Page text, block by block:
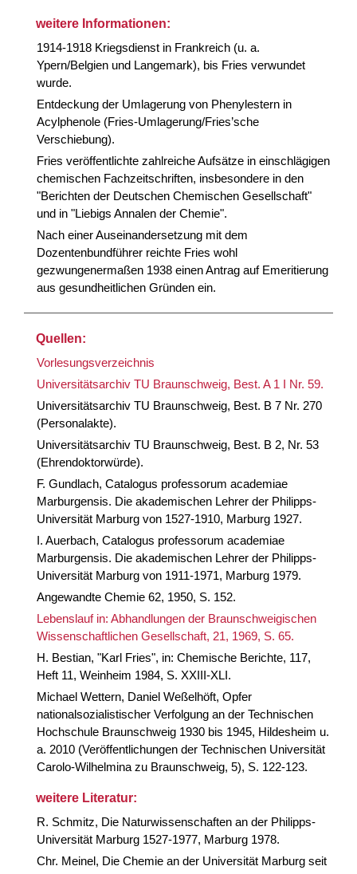
weitere Informationen:
1914-1918 Kriegsdienst in Frankreich (u. a.
Ypern/Belgien und Langemark), bis Fries verwundet
wurde.
Entdeckung der Umlagerung von Phenylestern in
Acylphenole (Fries-Umlagerung/Fries’sche
Verschiebung).
Fries veröffentlichte zahlreiche Aufsätze in einschlägigen
chemischen Fachzeitschriften, insbesondere in den
"Berichten der Deutschen Chemischen Gesellschaft"
und in "Liebigs Annalen der Chemie".
Nach einer Auseinandersetzung mit dem
Dozentenbundführer reichte Fries wohl
gezwungenermaßen 1938 einen Antrag auf Emeritierung
aus gesundheitlichen Gründen ein.
Quellen:
Vorlesungsverzeichnis
Universitätsarchiv TU Braunschweig, Best. A 1 I Nr. 59.
Universitätsarchiv TU Braunschweig, Best. B 7 Nr. 270
(Personalakte).
Universitätsarchiv TU Braunschweig, Best. B 2, Nr. 53
(Ehrendoktorwürde).
F. Gundlach, Catalogus professorum academiae
Marburgensis. Die akademischen Lehrer der Philipps-
Universität Marburg von 1527-1910, Marburg 1927.
I. Auerbach, Catalogus professorum academiae
Marburgensis. Die akademischen Lehrer der Philipps-
Universität Marburg von 1911-1971, Marburg 1979.
Angewandte Chemie 62, 1950, S. 152.
Lebenslauf in: Abhandlungen der Braunschweigischen
Wissenschaftlichen Gesellschaft, 21, 1969, S. 65.
H. Bestian, "Karl Fries", in: Chemische Berichte, 117,
Heft 11, Weinheim 1984, S. XXIII-XLI.
Michael Wettern, Daniel Weßelhöft, Opfer
nationalsozialistischer Verfolgung an der Technischen
Hochschule Braunschweig 1930 bis 1945, Hildesheim u.
a. 2010 (Veröffentlichungen der Technischen Universität
Carolo-Wilhelmina zu Braunschweig, 5), S. 122-123.
weitere Literatur:
R. Schmitz, Die Naturwissenschaften an der Philipps-
Universität Marburg 1527-1977, Marburg 1978.
Chr. Meinel, Die Chemie an der Universität Marburg seit